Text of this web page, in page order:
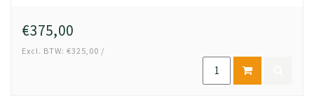
€375,00
Excl. BTW: €325,00 /